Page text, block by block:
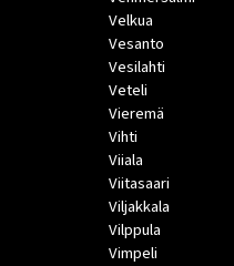
Velkua
Vesanto
Vesilahti
Veteli
Vieremä
Vihti
Viiala
Viitasaari
Viljakkala
Vilppula
Vimpeli